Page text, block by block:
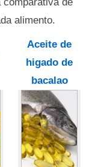
alimento.
Aceite de
higado de
bacalao